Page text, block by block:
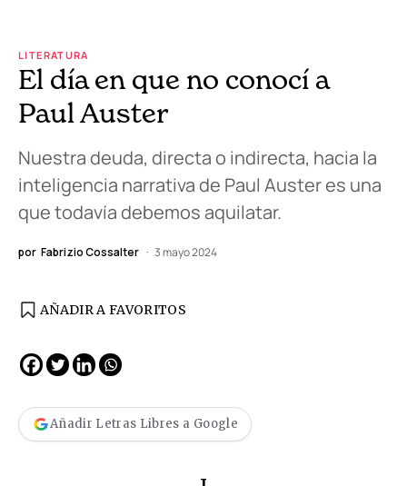
LITERATURA
El día en que no conocí a
Paul Auster
Nuestra deuda, directa o indirecta, hacia la
inteligencia narrativa de Paul Auster es una
que todavía debemos aquilatar.
por Fabrizio Cossalter 3 mayo 2024
AÑADIR A FAVORITOS
Añadir Letras Libres a Google